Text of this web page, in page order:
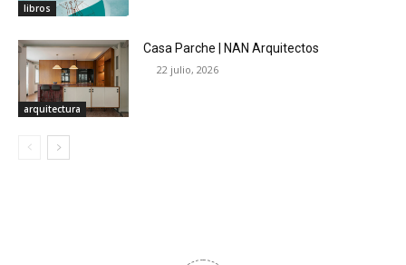
libros
arquitectura
Casa Parche | NAN Arquitectos
22 julio, 2026